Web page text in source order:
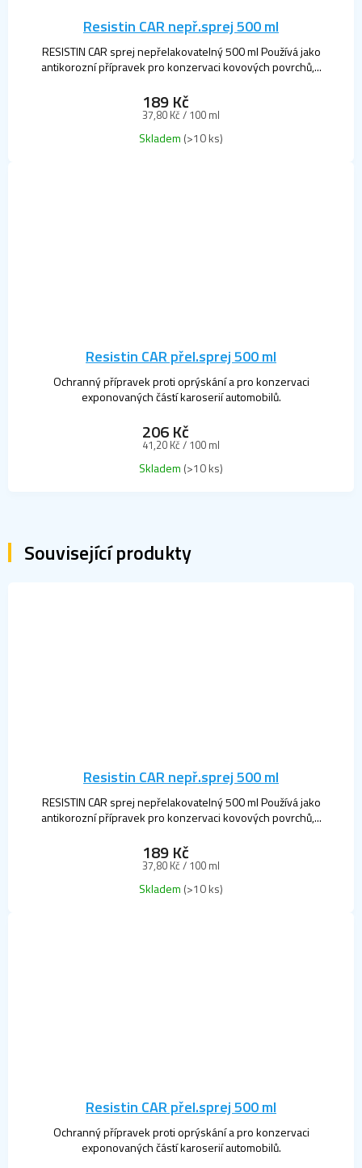
Související produkty
Resistin CAR nepř.sprej 500 ml
189 Kč
Měrná
37,80 Kč / 100 ml
RESISTIN CAR sprej nepřelakovatelný 500 ml Používá jako
antikorozní přípravek pro konzervaci kovových povrchů,...
Skladem (>10 ks)
Resistin CAR přel.sprej 500 ml
Ochranný přípravek proti oprýskání a pro konzervaci
exponovaných částí karoserií automobilů.
Resistin CAR nepř.sprej 500 ml
189 Kč
Měrná
37,80 Kč / 100 ml
RESISTIN CAR sprej nepřelakovatelný 500 ml Používá jako
antikorozní přípravek pro konzervaci kovových povrchů,...
Skladem (>10 ks)
Resistin CAR přel.sprej 500 ml
206 Kč
Měrná
41,20 Kč / 100 ml
Ochranný přípravek proti oprýskání a pro konzervaci
exponovaných částí karoserií automobilů.
Skladem (>10 ks)